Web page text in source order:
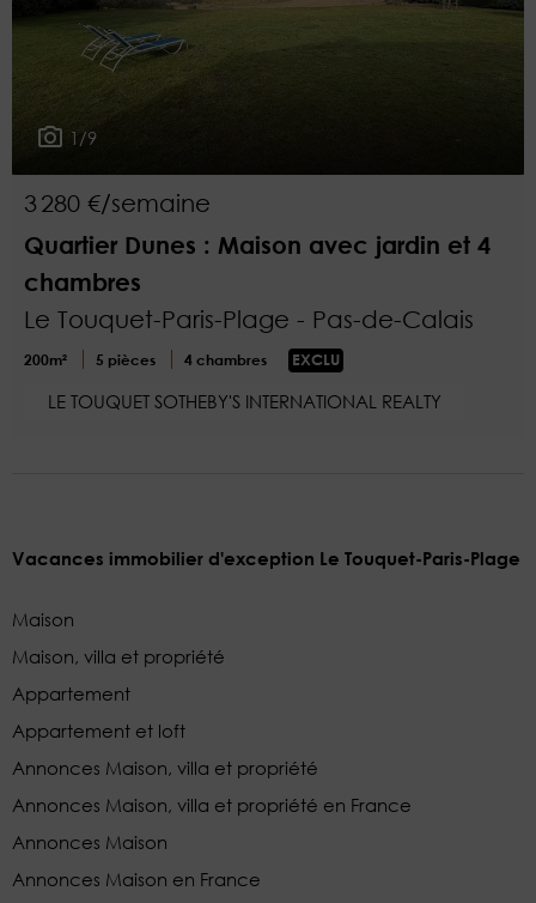
1/9
3 280 €/semaine
Quartier Dunes : Maison avec jardin et 4
chambres
Le Touquet-Paris-Plage - Pas-de-Calais
200m² 5 pièces 4 chambres EXCLU
LE TOUQUET SOTHEBY'S INTERNATIONAL REALTY
Vacances immobilier d'exception Le Touquet-Paris-Plage
Maison
Maison, villa et propriété
Appartement
Appartement et loft
Annonces Maison, villa et propriété
Annonces Maison, villa et propriété en France
Annonces Maison
Annonces Maison en France